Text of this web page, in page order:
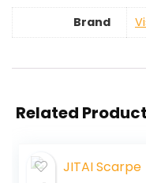
Brand
Related